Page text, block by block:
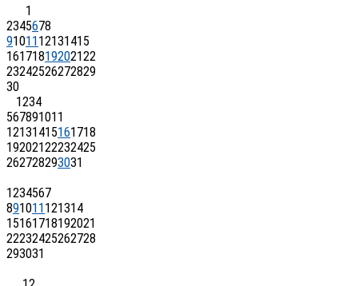
1
2345678
91011 12131415
16171819202122
23242526272829
30
1234
567891011
12131415161718
19202122232425
262728293031
1234567
891011 121314
15161718192021
22232425262728
293031